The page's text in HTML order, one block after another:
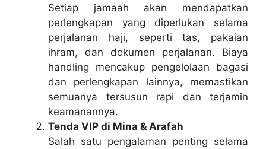
Setiap jamaah akan mendapatkan
perlengkapan yang diperlukan selama
perjalanan haji, seperti tas, pakaian
ihram, dan dokumen perjalanan. Biaya
handling mencakup pengelolaan bagasi
dan perlengkapan lainnya, memastikan
semuanya tersusun rapi dan terjamin
keamanannya.
Tenda VIP di Mina & Arafah
Salah satu pengalaman penting selama